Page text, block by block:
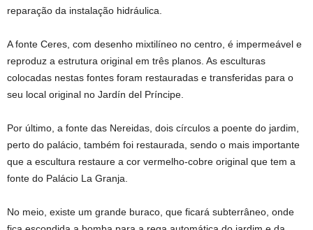
reparação da instalação hidráulica.
A fonte Ceres, com desenho mixtilíneo no centro, é impermeável e
reproduz a estrutura original em três planos. As esculturas
colocadas nestas fontes foram restauradas e transferidas para o
seu local original no Jardín del Príncipe.
Por último, a fonte das Nereidas, dois círculos a poente do jardim,
perto do palácio, também foi restaurada, sendo o mais importante
que a escultura restaure a cor vermelho-cobre original que tem a
fonte do Palácio La Granja.
No meio, existe um grande buraco, que ficará subterrâneo, onde